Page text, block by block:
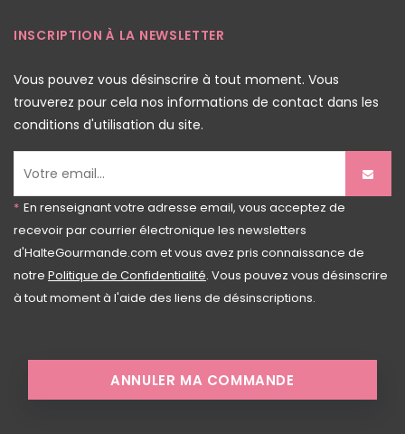
INSCRIPTION À LA NEWSLETTER
Vous pouvez vous désinscrire à tout moment. Vous
trouverez pour cela nos informations de contact dans les
conditions d'utilisation du site.
* En renseignant votre adresse email, vous acceptez de
recevoir par courrier électronique les newsletters
d'HalteGourmande.com et vous avez pris connaissance de
notre Politique de Confidentialité. Vous pouvez vous désinscrire
à tout moment à l'aide des liens de désinscriptions.
ANNULER MA COMMANDE